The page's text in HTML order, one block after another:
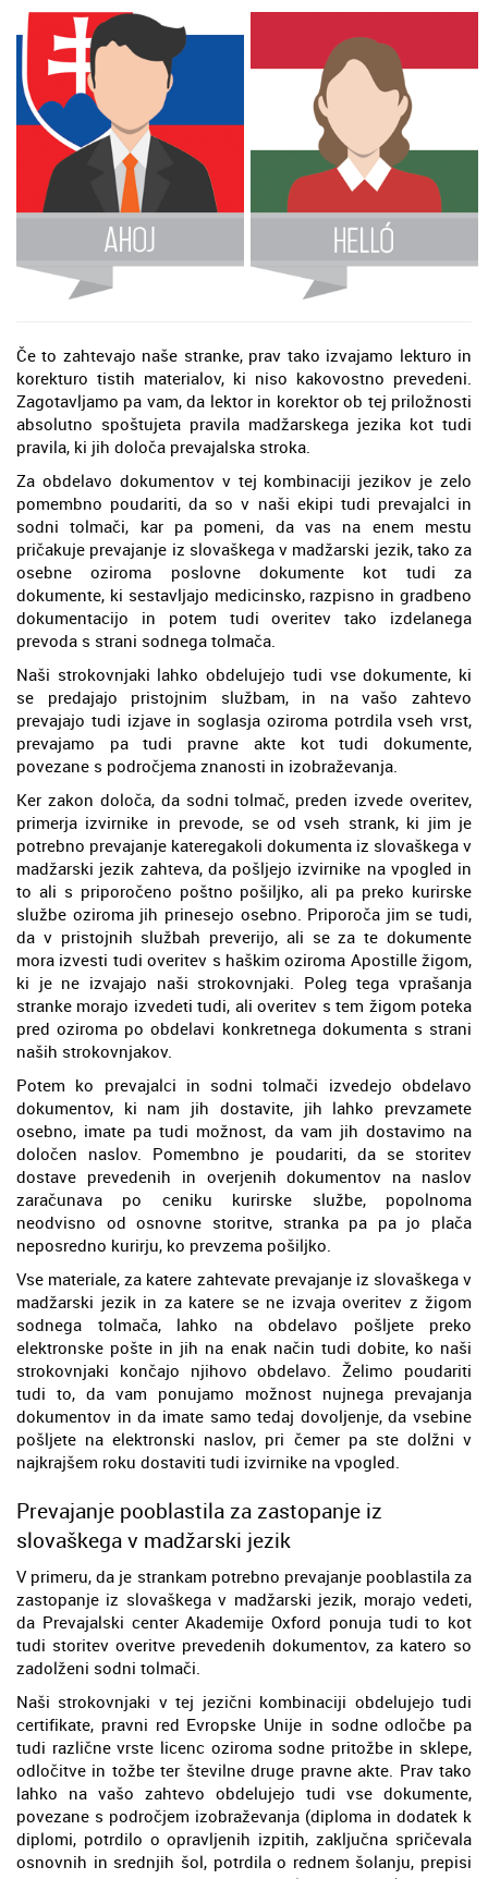
Če to zahtevajo naše stranke, prav tako izvajamo lekturo in
korekturo tistih materialov, ki niso kakovostno prevedeni.
Zagotavljamo pa vam, da lektor in korektor ob tej priložnosti
absolutno spoštujeta pravila madžarskega jezika kot tudi
pravila, ki jih določa prevajalska stroka.
Za obdelavo dokumentov v tej kombinaciji jezikov je zelo
pomembno poudariti, da so v naši ekipi tudi prevajalci in
sodni tolmači, kar pa pomeni, da vas na enem mestu
pričakuje prevajanje iz slovaškega v madžarski jezik, tako za
osebne oziroma poslovne dokumente kot tudi za
dokumente, ki sestavljajo medicinsko, razpisno in gradbeno
dokumentacijo in potem tudi overitev tako izdelanega
prevoda s strani sodnega tolmača.
Naši strokovnjaki lahko obdelujejo tudi vse dokumente, ki
se predajajo pristojnim službam, in na vašo zahtevo
prevajajo tudi izjave in soglasja oziroma potrdila vseh vrst,
prevajamo pa tudi pravne akte kot tudi dokumente,
povezane s področjema znanosti in izobraževanja.
Ker zakon določa, da sodni tolmač, preden izvede overitev,
primerja izvirnike in prevode, se od vseh strank, ki jim je
potrebno prevajanje kateregakoli dokumenta iz slovaškega v
madžarski jezik zahteva, da pošljejo izvirnike na vpogled in
to ali s priporočeno poštno pošiljko, ali pa preko kurirske
službe oziroma jih prinesejo osebno. Priporoča jim se tudi,
da v pristojnih službah preverijo, ali se za te dokumente
mora izvesti tudi overitev s haškim oziroma Apostille žigom,
ki je ne izvajajo naši strokovnjaki. Poleg tega vprašanja
stranke morajo izvedeti tudi, ali overitev s tem žigom poteka
pred oziroma po obdelavi konkretnega dokumenta s strani
naših strokovnjakov.
Potem ko prevajalci in sodni tolmači izvedejo obdelavo
dokumentov, ki nam jih dostavite, jih lahko prevzamete
osebno, imate pa tudi možnost, da vam jih dostavimo na
določen naslov. Pomembno je poudariti, da se storitev
dostave prevedenih in overjenih dokumentov na naslov
zaračunava po ceniku kurirske službe, popolnoma
neodvisno od osnovne storitve, stranka pa pa jo plača
neposredno kurirju, ko prevzema pošiljko.
Vse materiale, za katere zahtevate prevajanje iz slovaškega v
madžarski jezik in za katere se ne izvaja overitev z žigom
sodnega tolmača, lahko na obdelavo pošljete preko
elektronske pošte in jih na enak način tudi dobite, ko naši
strokovnjaki končajo njihovo obdelavo. Želimo poudariti
tudi to, da vam ponujamo možnost nujnega prevajanja
dokumentov in da imate samo tedaj dovoljenje, da vsebine
pošljete na elektronski naslov, pri čemer pa ste dolžni v
najkrajšem roku dostaviti tudi izvirnike na vpogled.
Prevajanje pooblastila za zastopanje iz
slovaškega v madžarski jezik
V primeru, da je strankam potrebno prevajanje pooblastila za
zastopanje iz slovaškega v madžarski jezik, morajo vedeti,
da Prevajalski center Akademije Oxford ponuja tudi to kot
tudi storitev overitve prevedenih dokumentov, za katero so
zadolženi sodni tolmači.
Naši strokovnjaki v tej jezični kombinaciji obdelujejo tudi
certifikate, pravni red Evropske Unije in sodne odločbe pa
tudi različne vrste licenc oziroma sodne pritožbe in sklepe,
odločitve in tožbe ter številne druge pravne akte. Prav tako
lahko na vašo zahtevo obdelujejo tudi vse dokumente,
povezane s področjem izobraževanja (diploma in dodatek k
diplomi, potrdilo o opravljenih izpitih, zaključna spričevala
osnovnih in srednjih šol, potrdila o rednem šolanju, prepisi